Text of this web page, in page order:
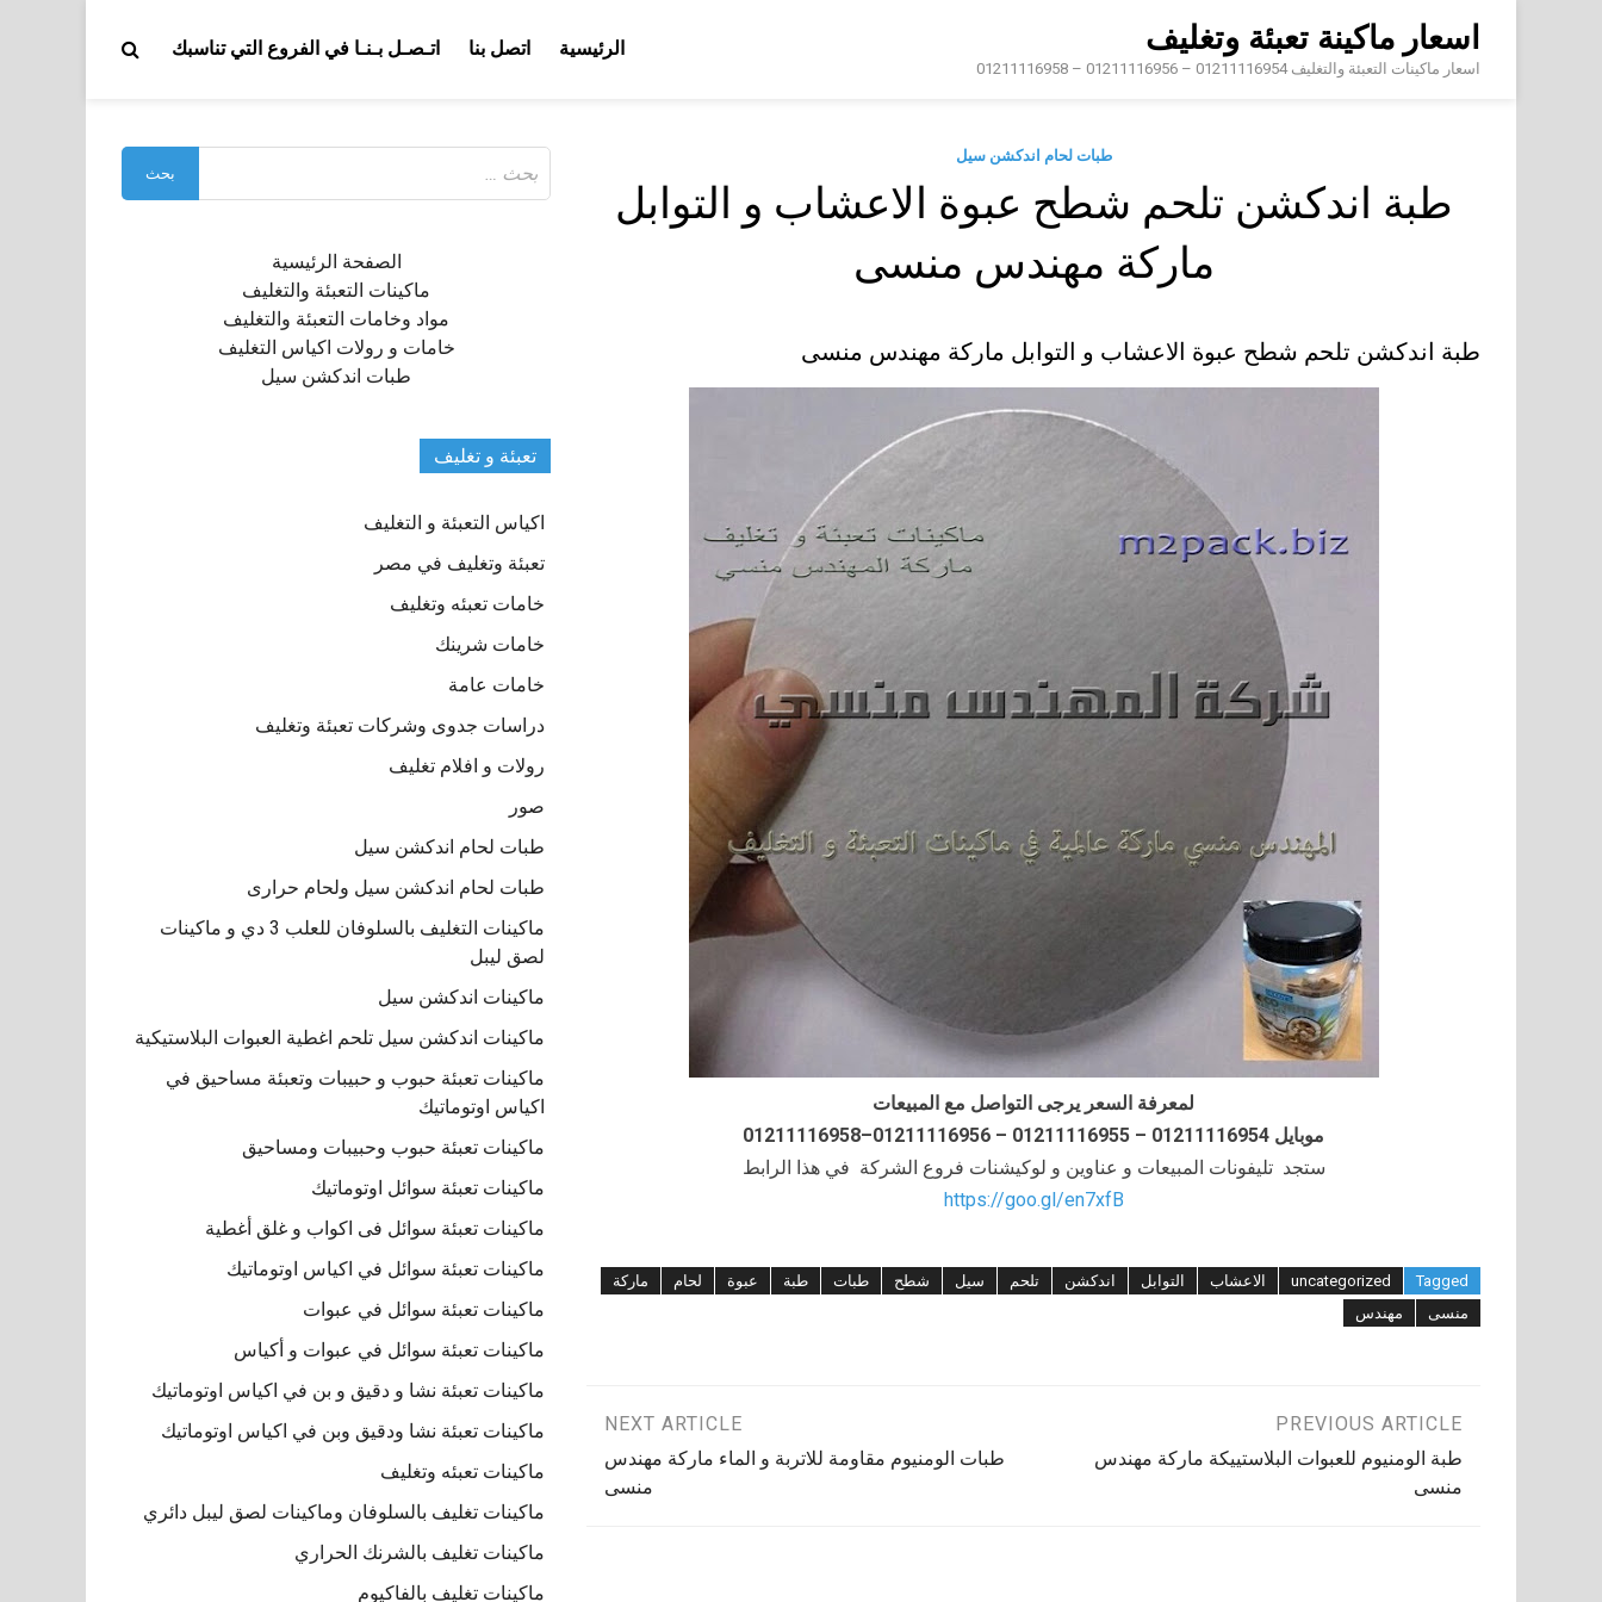
content
اسعار ماكينة تعبئة وتغليف
اسعار ماكينات التعبئة والتغليف 01211116954 – 01211116956 – 01211116958
الرئيسية اتصل بنا اتـصـل بـنـا في الفروع التي تناسبك
طبات لحام اندكشن سيل
طبة اندكشن تلحم شطح عبوة الاعشاب و التوابل
ماركة مهندس منسى
طبة اندكشن تلحم شطح عبوة الاعشاب و التوابل ماركة مهندس منسى
لمعرفة السعر يرجى التواصل مع المبيعات
موبايل 01211116954 – 01211116955 – 01211116956–01211116958
ستجد تليفونات المبيعات و عناوين و لوكيشنات فروع الشركة في هذا الرابط
https://goo.gl/en7xfB
Tagged
uncategorized الاعشاب التوابل اندكشن تلحم سيل شطح طبات طبة عبوة لحام
ماركة
منسى
مهندس
تصفّح
المقالات
PREVIOUS ARTICLE
طبة الومنيوم للعبوات البلاستييكة ماركة مهندس
منسى
NEXT ARTICLE
طبات الومنيوم مقاومة للاتربة و الماء ماركة مهندس
منسى
عن:
الصفحة الرئيسية
ماكينات التعبئة والتغليف
مواد وخامات التعبئة والتغليف
خامات و رولات اكياس التغليف
طبات اندكشن سيل
تعبئة و تغليف
اكياس التعبئة و التغليف
تعبئة وتغليف في مصر
خامات تعبئه وتغليف
خامات شرينك
خامات عامة
دراسات جدوى وشركات تعبئة وتغليف
رولات و افلام تغليف
صور
طبات لحام اندكشن سيل
طبات لحام اندكشن سيل ولحام حرارى
ماكينات التغليف بالسلوفان للعلب 3 دي و ماكينات
لصق ليبل
ماكينات اندكشن سيل
ماكينات اندكشن سيل تلحم اغطية العبوات البلاستيكية
ماكينات تعبئة حبوب و حبيبات وتعبئة مساحيق في
اكياس اوتوماتيك
ماكينات تعبئة حبوب وحبيبات ومساحيق
ماكينات تعبئة سوائل اوتوماتيك
ماكينات تعبئة سوائل فى اكواب و غلق أغطية
ماكينات تعبئة سوائل في اكياس اوتوماتيك
ماكينات تعبئة سوائل في عبوات
ماكينات تعبئة سوائل في عبوات و أكياس
ماكينات تعبئة نشا و دقيق و بن في اكياس اوتوماتيك
ماكينات تعبئة نشا ودقيق وبن في اكياس اوتوماتيك
ماكينات تعبئه وتغليف
ماكينات تغليف بالسلوفان وماكينات لصق ليبل دائري
ماكينات تغليف بالشرنك الحراري
ماكينات تغليف بالفاكيوم